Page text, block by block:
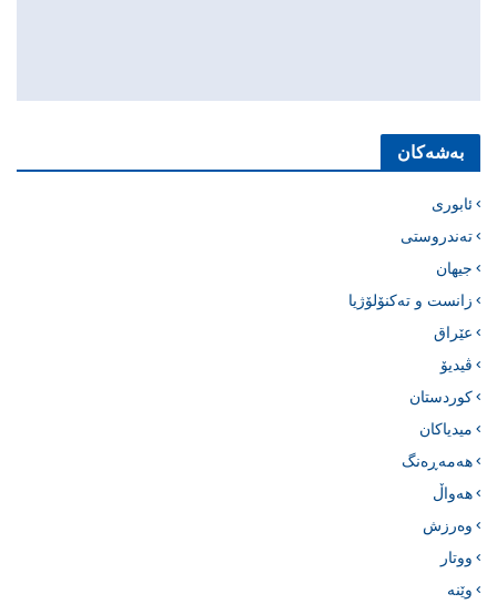
بەشەکان
ئابوری
تەندروستی
جیهان
زانست و تەکنۆلۆژیا
عێراق
ڤیدیۆ
کوردستان
میدیاکان
هەمەڕەنگ
هەواڵ
وەرزش
ووتار
وێنە